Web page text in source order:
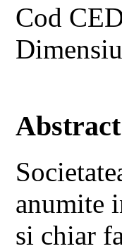
Cod
anumite
si chiar